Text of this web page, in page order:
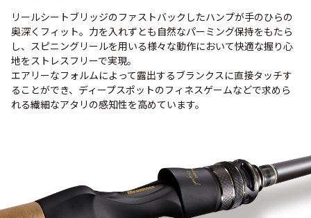
リールシートブリッジのファストバックしたハンプが手のひらの
奥深くフィット。力を入れずとも自然なパーミング保持をもたら
し、スピニングリールを用いる様々な動作において快適な握り心
地をストレスフリーで実現。
エアリーなフォルムによって露出するブランクスに直接タッチす
ることができ、ディープスポットのフィネスゲームなどで求めら
れる繊細なアタリの感知性を高めています。